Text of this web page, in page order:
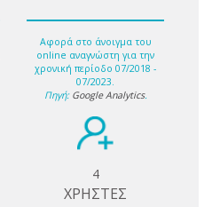
Αφορά στο άνοιγμα του
online αναγνώστη για την
χρονική περίοδο 07/2018 -
07/2023.
Πηγή: Google Analytics.
4
ΧΡΗΣΤΕΣ